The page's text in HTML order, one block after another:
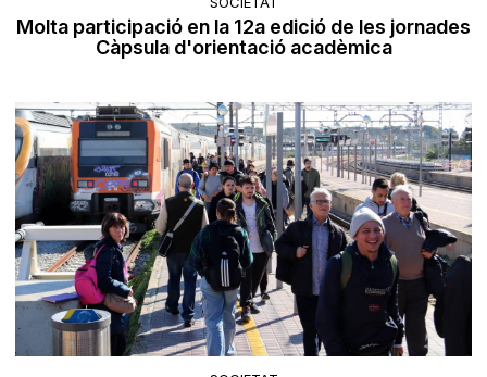
Molta participació en la 12a edició de les jornades
Càpsula d'orientació acadèmica